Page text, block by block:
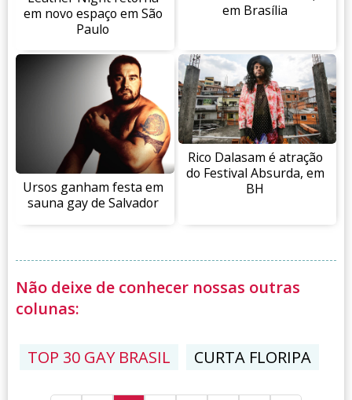
em novo espaço em São
Paulo
em Brasília
Ursos ganham festa em
sauna gay de Salvador
Rico Dalasam é atração
do Festival Absurda, em
BH
Não deixe de conhecer nossas outras
colunas:
TOP 30 GAY BRASIL CURTA FLORIPA